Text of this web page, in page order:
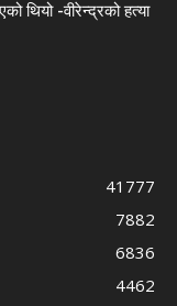
थियो -वीरेन्द्रको हत्या
41777
7882
6836
4462